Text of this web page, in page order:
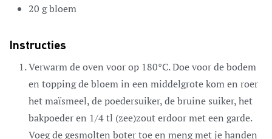
20 gbloem
Instructies
Verwarm de oven voor op 180°C. Doe voor de bodem
en topping de bloem in een middelgrote kom en roer
het maïsmeel, de poedersuiker, de bruine suiker, het
bakpoeder en 1/4 tl (zee)zout erdoor met een garde.
Voeg de gesmolten boter toe en meng met je handen